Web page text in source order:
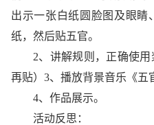
出示一张白纸圆脸图及眼睛
纸，然后贴五官。
2、讲解规则，正确使
再贴）3、播放背景音乐《五
4、作品展示。
活动反思：